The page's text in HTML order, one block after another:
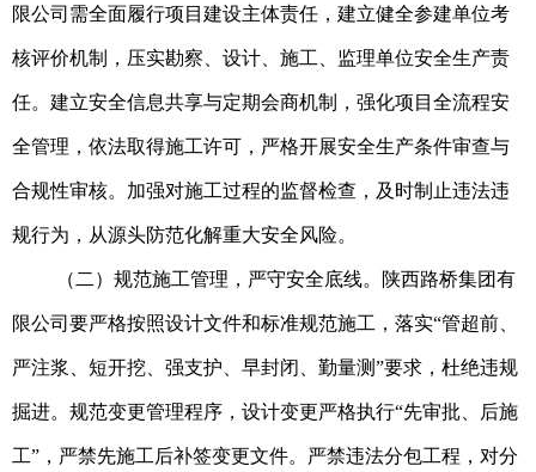
限公司需全面履行项目建设主体责任，建立健全参建单位考
核评价机制，压实勘察、设计、施工、监理单位安全生产责
任。建立安全信息共享与定期会商机制，强化项目全流程安
全管理，依法取得施工许可，严格开展安全生产条件审查与
合规性审核。加强对施工过程的监督检查，及时制止违法违
规行为，从源头防范化解重大安全风险。
（二）规范施工管理，严守安全底线。陕西路桥集团有
限公司要严格按照设计文件和标准规范施工，落实“管超前、
严注浆、短开挖、强支护、早封闭、勤量测”要求，杜绝违规
掘进。规范变更管理程序，设计变更严格执行“先审批、后施
工”，严禁先施工后补签变更文件。严禁违法分包工程，对分